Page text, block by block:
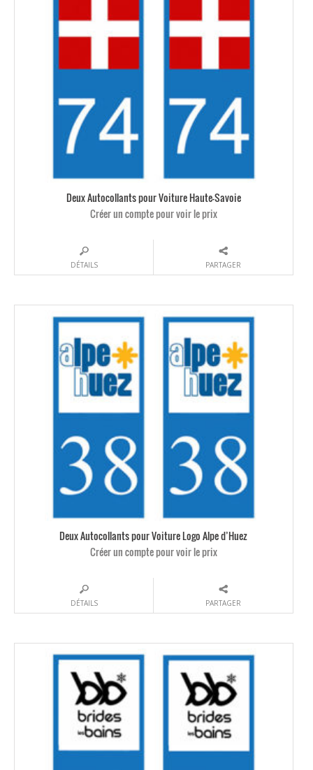
Deux Autocollants pour Voiture Haute-Savoie
Créer un compte pour voir le prix
DÉTAILS PARTAGER
Deux Autocollants pour Voiture Logo Alpe d’Huez
Créer un compte pour voir le prix
DÉTAILS PARTAGER